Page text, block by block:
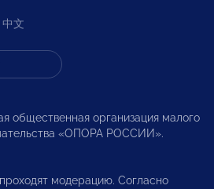
中文
общественная организация малого
«ОПОРА РОССИИ».
модерацию. Согласно